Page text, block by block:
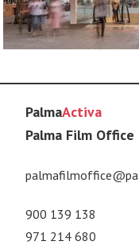
PalmaActiva
Palma Film Office
900 139 138
971 214 680